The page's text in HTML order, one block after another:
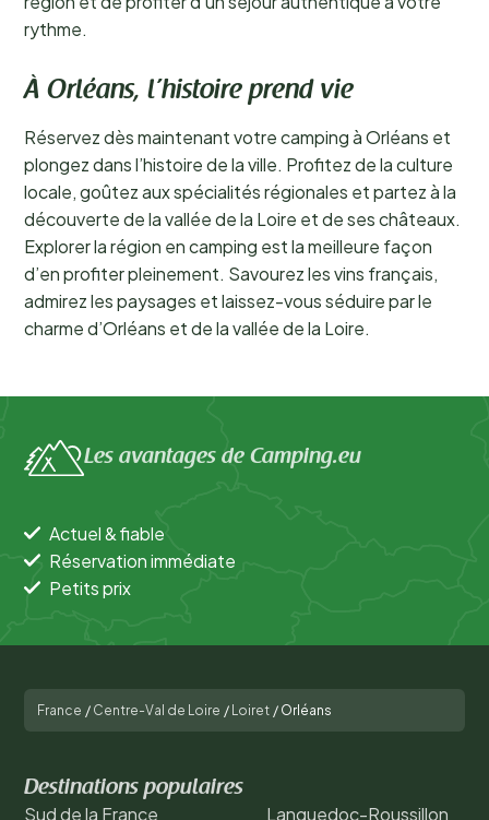
rythme.
À Orléans, l’histoire prend vie
Réservez dès maintenant votre camping à Orléans et
plongez dans l’histoire de la ville. Profitez de la culture
locale, goûtez aux spécialités régionales et partez à la
découverte de la vallée de la Loire et de ses châteaux.
Explorer la région en camping est la meilleure façon
d’en profiter pleinement. Savourez les vins français,
admirez les paysages et laissez-vous séduire par le
charme d’Orléans et de la vallée de la Loire.
Les avantages de Camping.eu
Actuel & fiable
Réservation immédiate
Petits prix
France / Centre-Val de Loire / Loiret / Orléans
Destinations populaires
Sud de la France
Languedoc-Roussillon